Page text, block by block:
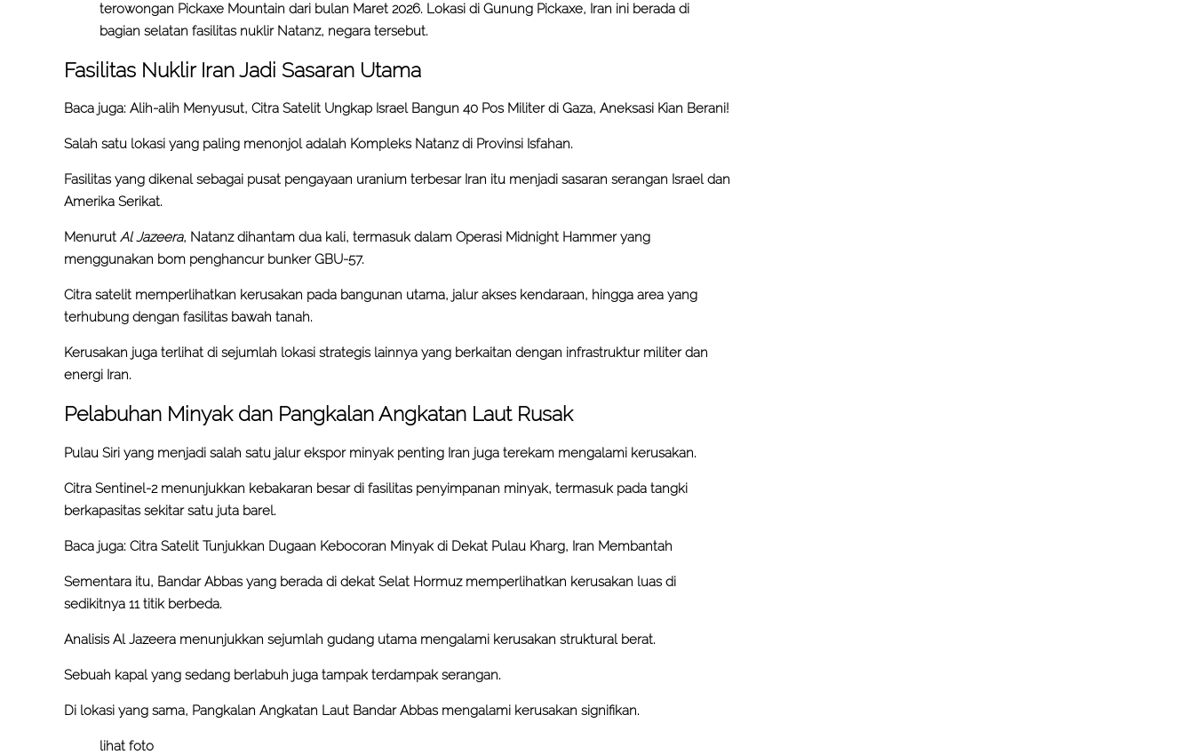
terowongan Pickaxe Mountain dari bulan Maret 2026. Lokasi di Gunung Pickaxe, Iran ini berada di
bagian selatan fasilitas nuklir Natanz, negara tersebut.
Fasilitas Nuklir Iran Jadi Sasaran Utama
Baca juga: Alih-alih Menyusut, Citra Satelit Ungkap Israel Bangun 40 Pos Militer di Gaza, Aneksasi Kian Berani!
Salah satu lokasi yang paling menonjol adalah Kompleks Natanz di Provinsi Isfahan.
Fasilitas yang dikenal sebagai pusat pengayaan uranium terbesar Iran itu menjadi sasaran serangan Israel dan
Amerika Serikat.
Menurut Al Jazeera, Natanz dihantam dua kali, termasuk dalam Operasi Midnight Hammer yang
menggunakan bom penghancur bunker GBU-57.
Citra satelit memperlihatkan kerusakan pada bangunan utama, jalur akses kendaraan, hingga area yang
terhubung dengan fasilitas bawah tanah.
Kerusakan juga terlihat di sejumlah lokasi strategis lainnya yang berkaitan dengan infrastruktur militer dan
energi Iran.
Pelabuhan Minyak dan Pangkalan Angkatan Laut Rusak
Pulau Siri yang menjadi salah satu jalur ekspor minyak penting Iran juga terekam mengalami kerusakan.
Citra Sentinel-2 menunjukkan kebakaran besar di fasilitas penyimpanan minyak, termasuk pada tangki
berkapasitas sekitar satu juta barel.
Baca juga: Citra Satelit Tunjukkan Dugaan Kebocoran Minyak di Dekat Pulau Kharg, Iran Membantah
Sementara itu, Bandar Abbas yang berada di dekat Selat Hormuz memperlihatkan kerusakan luas di
sedikitnya 11 titik berbeda.
Analisis Al Jazeera menunjukkan sejumlah gudang utama mengalami kerusakan struktural berat.
Sebuah kapal yang sedang berlabuh juga tampak terdampak serangan.
Di lokasi yang sama, Pangkalan Angkatan Laut Bandar Abbas mengalami kerusakan signifikan.
lihat foto